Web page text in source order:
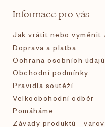
Informace pro vás
Jak vrátit nebo vyměnit
Doprava a platba
Ochrana osobních údajů
Obchodní podmínky
Pravidla soutěží
Velkoobchodní odběr
Pomáháme
Závady produktů -